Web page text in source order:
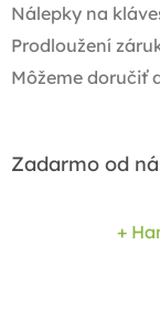
Nálepky na
Prodloužení
Môžeme doručiť
Zadarmo od
+